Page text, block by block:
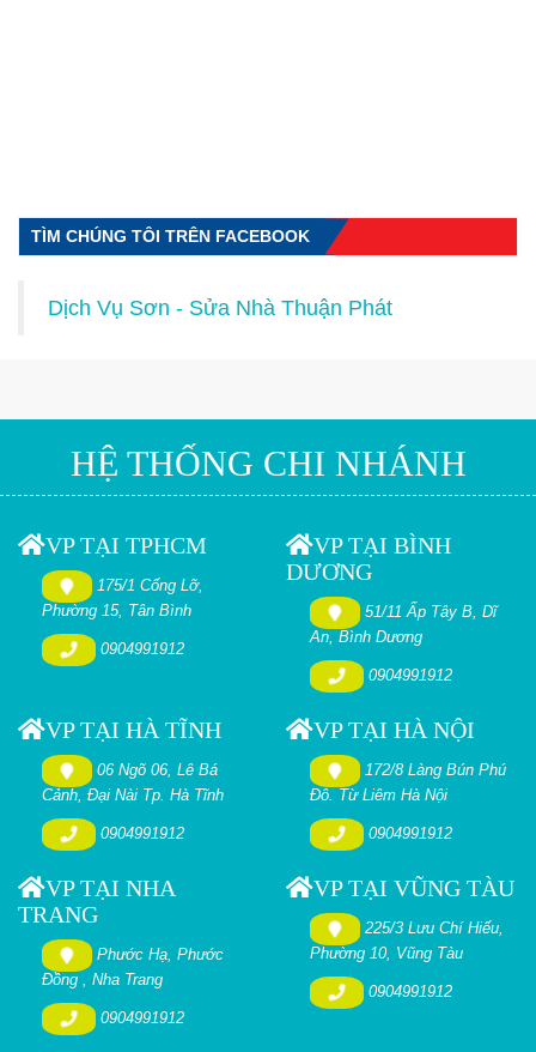
TÌM CHÚNG TÔI TRÊN FACEBOOK
Dịch Vụ Sơn - Sửa Nhà Thuận Phát
HỆ THỐNG CHI NHÁNH
VP TẠI TPHCM
175/1 Cống Lỡ,
Phường 15, Tân Bình
0904991912
VP TẠI BÌNH
DƯƠNG
51/11 Ấp Tây B, Dĩ
An, Bình Dương
0904991912
VP TẠI HÀ TĨNH
06 Ngõ 06, Lê Bá
Cảnh, Đại Nài Tp. Hà Tĩnh
0904991912
VP TẠI HÀ NỘI
172/8 Làng Bún Phú
Đô. Từ Liêm Hà Nội
0904991912
VP TẠI NHA
TRANG
Phước Hạ, Phước
Đồng , Nha Trang
0904991912
VP TẠI VŨNG TÀU
225/3 Lưu Chí Hiếu,
Phường 10, Vũng Tàu
0904991912